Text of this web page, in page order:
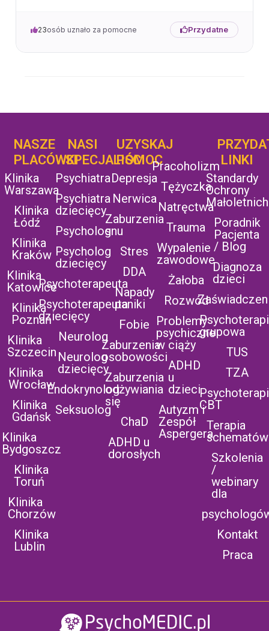
23osób uznało za pomocne Przydatne
NASZE
PLACÓWKI
Klinika
Warszawa
Klinika
Łódź
Klinika
Kraków
Klinika
Katowice
Klinika
Poznań
Klinika
Szczecin
Klinika
Wrocław
Klinika
Gdańsk
Klinika
Bydgoszcz
Klinika
Toruń
Klinika
Chorzów
Klinika
Lublin
NASI
SPECJALIŚCI
Psychiatra
Psychiatra
dziecięcy
Psycholog
Psycholog
dziecięcy
Psychoterapeuta
Psychoterapeuta
dziecięcy
Neurolog
Neurolog
dziecięcy
Endokrynolog
Seksuolog
UZYSKAJ
POMOC
Depresja
Nerwica
Zaburzenia
snu
Stres
DDA
Napady
paniki
Fobie
Zaburzenia
osobowości
Zaburzenia
odżywiania
się
ChaD
ADHD u
dorosłych
UZYSKAJ
POMOC
Pracoholizm
Tężyczka
Natręctwa
Trauma
Wypalenie
zawodowe
Żałoba
Rozwód
Problemy
psychiczne
w ciąży
ADHD
u
dzieci
Autyzm i
Zespół
Aspergera
LINKI
Standardy
Ochrony
Małoletnich
Poradnik
Pacjenta
/ Blog
Diagnoza
dzieci
grupowa
TUS
TZA
CBT
Terapia
schematów
Szkolenia
/
webinary
dla
Kontakt
Praca